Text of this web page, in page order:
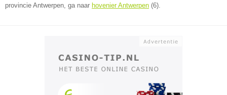
provincie Antwerpen, ga naar hovenier Antwerpen (6).